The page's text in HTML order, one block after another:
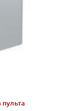
пульта